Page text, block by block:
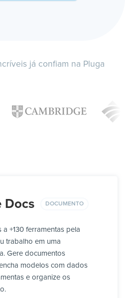
já confiam na Pluga
Docs DOCUMENTO
+130 ferramentas pela
trabalho em uma
Gere documentos
modelos com dados
e organize os